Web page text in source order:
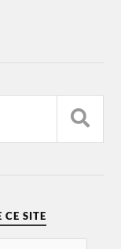
SITE